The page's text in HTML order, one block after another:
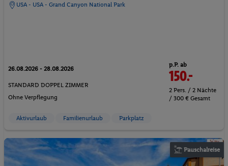
USA - USA - Grand Canyon National Park
26.08.2026 - 28.08.2026
STANDARD DOPPEL ZIMMER
Ohne Verpflegung
p.P. ab
150.-
2 Pers. / 2 Nächte
/ 300 € Gesamt
Aktivurlaub Familienurlaub Parkplatz
Pauschalreise